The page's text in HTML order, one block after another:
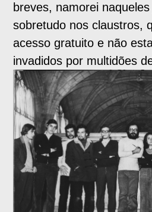
breves, namorei
sobretudo nos claustros,
acesso gratuito e não
invadidos por multidões